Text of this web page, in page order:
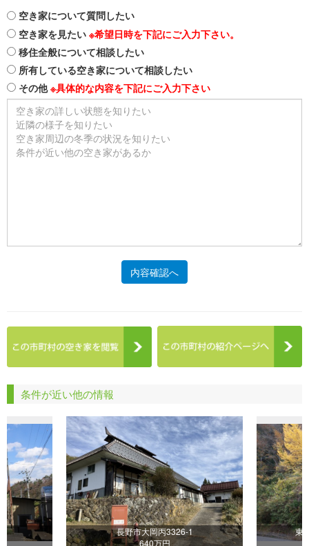
空き家について質問したい
空き家を見たい ※希望日時を下記にご入力下さい。
移住全般について相談したい
所有している空き家について相談したい
その他※具体的な内容を下記にご入力下さい
内容確認へ
条件が近い他の情報
長野市大岡丙3326-1
640万円
東